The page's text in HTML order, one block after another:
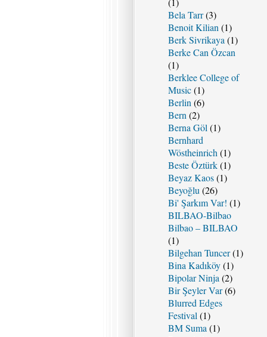
Bela Tarr(3)
Benoit Kilian (1)
Berk Sivrikaya (1)
Berke Can Özcan
(1)
Berklee College of
Music(1)
Berlin (6)
Bern (2)
Berna Göl (1)
Bernhard
Wöstheinrich (1)
Beste Öztürk(1)
Beyaz Kaos(1)
Beyoğlu (26)
Bi' Şarkım Var! (1)
BILBAO-Bilbao
Bilbao – BILBAO
(1)
Bilgehan Tuncer(1)
Bina Kadıköy(1)
Bipolar Ninja (2)
Bir Şeyler Var(6)
Blurred Edges
Festival (1)
BM Suma (1)